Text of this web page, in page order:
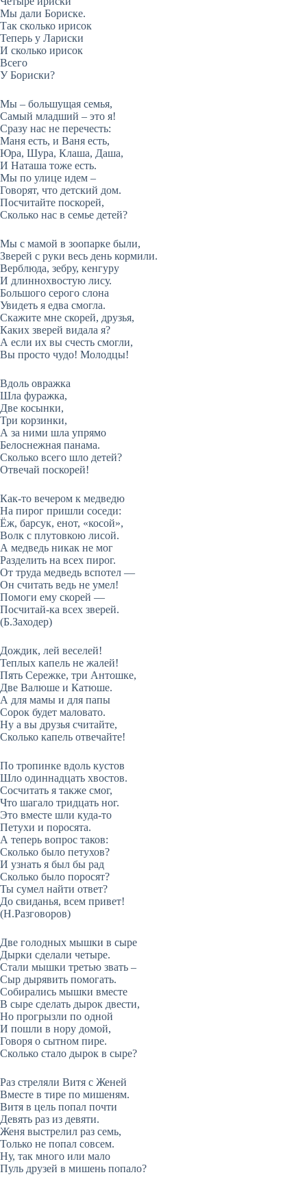
Мы дали Бориске.
Так сколько ирисок
Теперь у Лариски
И сколько ирисок
Всего
У Бориски?
Мы – большущая семья,
Самый младший – это я!
Сразу нас не перечесть:
Маня есть, и Ваня есть,
Юра, Шура, Клаша, Даша,
И Наташа тоже есть.
Мы по улице идем –
Говорят, что детский дом.
Посчитайте поскорей,
Сколько нас в семье детей?
Мы с мамой в зоопарке были,
Зверей с руки весь день кормили.
Верблюда, зебру, кенгуру
И длиннохвостую лису.
Большого серого слона
Увидеть я едва смогла.
Скажите мне скорей, друзья,
Каких зверей видала я?
А если их вы счесть смогли,
Вы просто чудо! Молодцы!
Вдоль овражка
Шла фуражка,
Две косынки,
Три корзинки,
А за ними шла упрямо
Белоснежная панама.
Сколько всего шло детей?
Отвечай поскорей!
Как-то вечером к медведю
На пирог пришли соседи:
Ёж, барсук, енот, «косой»,
Волк с плутовкою лисой.
А медведь никак не мог
Разделить на всех пирог.
От труда медведь вспотел —
Он считать ведь не умел!
Помоги ему скорей —
Посчитай-ка всех зверей.
(Б.Заходер)
Дождик, лей веселей!
Теплых капель не жалей!
Пять Сережке, три Антошке,
Две Валюше и Катюше.
А для мамы и для папы
Сорок будет маловато.
Ну а вы друзья считайте,
Сколько капель отвечайте!
По тропинке вдоль кустов
Шло одиннадцать хвостов.
Сосчитать я также смог,
Что шагало тридцать ног.
Это вместе шли куда-то
Петухи и поросята.
А теперь вопрос таков:
Сколько было петухов?
И узнать я был бы рад
Сколько было поросят?
Ты сумел найти ответ?
До свиданья, всем привет!
(Н.Разговоров)
Две голодных мышки в сыре
Дырки сделали четыре.
Стали мышки третью звать –
Сыр дырявить помогать.
Собирались мышки вместе
В сыре сделать дырок двести,
Но прогрызли по одной
И пошли в нору домой,
Говоря о сытном пире.
Сколько стало дырок в сыре?
Раз стреляли Витя с Женей
Вместе в тире по мишеням.
Витя в цель попал почти
Девять раз из девяти.
Женя выстрелил раз семь,
Только не попал совсем.
Ну, так много или мало
Пуль друзей в мишень попало?